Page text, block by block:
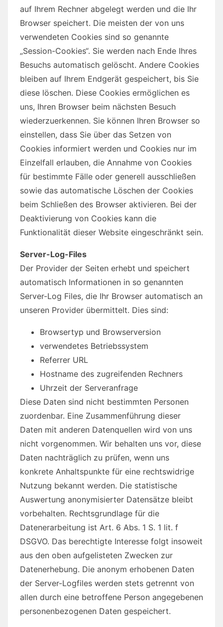
auf Ihrem Rechner abgelegt werden und die Ihr
Browser speichert. Die meisten der von uns
verwendeten Cookies sind so genannte
„Session-Cookies“. Sie werden nach Ende Ihres
Besuchs automatisch gelöscht. Andere Cookies
bleiben auf Ihrem Endgerät gespeichert, bis Sie
diese löschen. Diese Cookies ermöglichen es
uns, Ihren Browser beim nächsten Besuch
wiederzuerkennen. Sie können Ihren Browser so
einstellen, dass Sie über das Setzen von
Cookies informiert werden und Cookies nur im
Einzelfall erlauben, die Annahme von Cookies
für bestimmte Fälle oder generell ausschließen
sowie das automatische Löschen der Cookies
beim Schließen des Browser aktivieren. Bei der
Deaktivierung von Cookies kann die
Funktionalität dieser Website eingeschränkt sein.
Server-Log-Files
Der Provider der Seiten erhebt und speichert
automatisch Informationen in so genannten
Server-Log Files, die Ihr Browser automatisch an
unseren Provider übermittelt. Dies sind:
Browsertyp und Browserversion
verwendetes Betriebssystem
Referrer URL
Hostname des zugreifenden Rechners
Uhrzeit der Serveranfrage
Diese Daten sind nicht bestimmten Personen
zuordenbar. Eine Zusammenführung dieser
Daten mit anderen Datenquellen wird von uns
nicht vorgenommen. Wir behalten uns vor, diese
Daten nachträglich zu prüfen, wenn uns
konkrete Anhaltspunkte für eine rechtswidrige
Nutzung bekannt werden. Die statistische
Auswertung anonymisierter Datensätze bleibt
vorbehalten. Rechtsgrundlage für die
Datenerarbeitung ist Art. 6 Abs. 1 S. 1 lit. f
DSGVO. Das berechtigte Interesse folgt insoweit
aus den oben aufgelisteten Zwecken zur
Datenerhebung. Die anonym erhobenen Daten
der Server-Logfiles werden stets getrennt von
allen durch eine betroffene Person angegebenen
personenbezogenen Daten gespeichert.